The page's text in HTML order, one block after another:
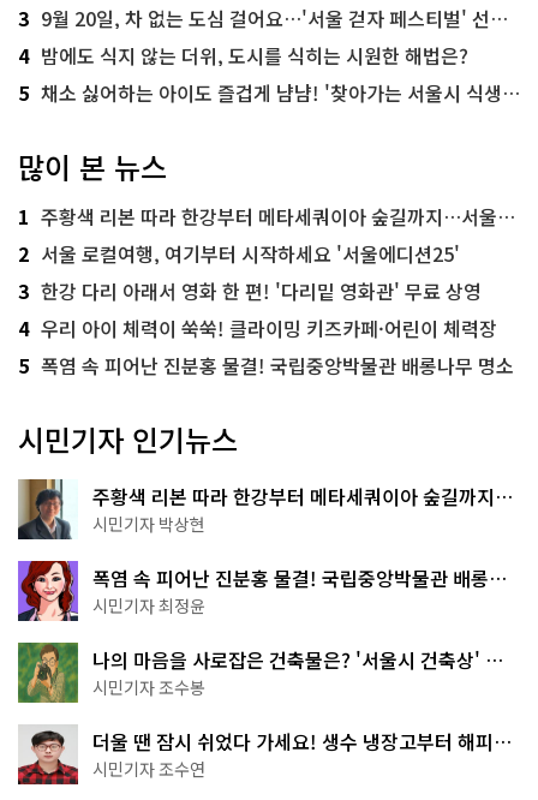
3 9월 20일, 차 없는 도심 걸어요…'서울 걷자 페스티벌' 선착순 5천명
4 밤에도 식지 않는 더위, 도시를 식히는 시원한 해법은?
5 채소 싫어하는 아이도 즐겁게 냠냠! '찾아가는 서울시 식생활 교육' 현장
많이 본 뉴스
1 주황색 리본 따라 한강부터 메타세쿼이아 숲길까지…서울둘레길 15코스
2 서울 로컬여행, 여기부터 시작하세요 '서울에디션25'
3 한강 다리 아래서 영화 한 편! '다리밑 영화관' 무료 상영
4 우리 아이 체력이 쑥쑥! 클라이밍 키즈카페·어린이 체력장
5 폭염 속 피어난 진분홍 물결! 국립중앙박물관 배롱나무 명소
시민기자 인기뉴스
주황색 리본 따라 한강부터 메타세쿼이아 숲길까지…
서울둘레길 15코스
시민기자 박상현
폭염 속 피어난 진분홍 물결! 국립중앙박물관 배롱나
무 명소
시민기자 최정윤
나의 마음을 사로잡은 건축물은? '서울시 건축상' 수
상작 공개!
시민기자 조수봉
더울 땐 잠시 쉬었다 가세요! 생수 냉장고부터 해피소
·무더위쉼터까지
시민기자 조수연